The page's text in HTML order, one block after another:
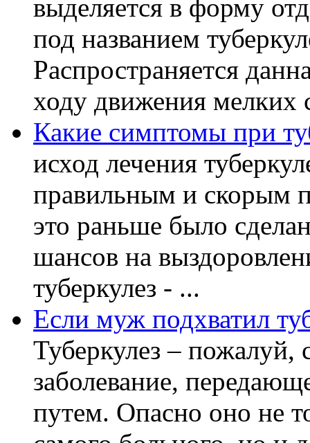
выделяется в форму
под названием
Распространяется
ходу движения мелких
Какие симптомы при
исход лечения
правильным и скорым
это раньше было
шансов на
туберкулез - ...
Если муж подхватил
Туберкулез – пожалуй,
заболевание,
путем. Опасно оно не